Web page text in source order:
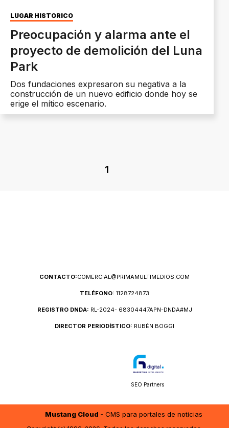
LUGAR HISTÓRICO
Preocupación y alarma ante el
proyecto de demolición del Luna
Park
Dos fundaciones expresaron su negativa a la
construcción de un nuevo edificio donde hoy se
erige el mítico escenario.
1
CONTACTO:COMERCIAL@PRIMAMULTIMEDIOS.COM
TELÉFONO: 1128724873
REGISTRO DNDA: RL-2024- 68304447APN-DNDA#MJ
DIRECTOR PERIODÍSTICO: RUBÉN BOGGI
SEO Partners
Mustang Cloud - CMS para portales de noticias